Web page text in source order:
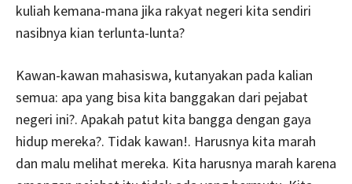
kuliah kemana-mana jika rakyat negeri kita sendiri
nasibnya kian terlunta-lunta?
Kawan-kawan mahasiswa, kutanyakan pada kalian
semua: apa yang bisa kita banggakan dari pejabat
negeri ini?. Apakah patut kita bangga dengan gaya
hidup mereka?. Tidak kawan!. Harusnya kita marah
dan malu melihat mereka. Kita harusnya marah karena